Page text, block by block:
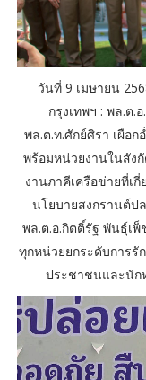
วันที่ 9 เมษายน
กรุงเทพฯ : พล.ต.
พล.ต.ท.ศักย์ศิรา เผือ
พร้อมหน่วยงานในสัง
งานภาคีเครือข่ายที่เ
นโยบายสงกรานต์ป
พล.ต.อ.กิตติ์รัฐ พันธุ์เ
ทุกหน่วยยกระดับการรั
ประชาชนและนัก